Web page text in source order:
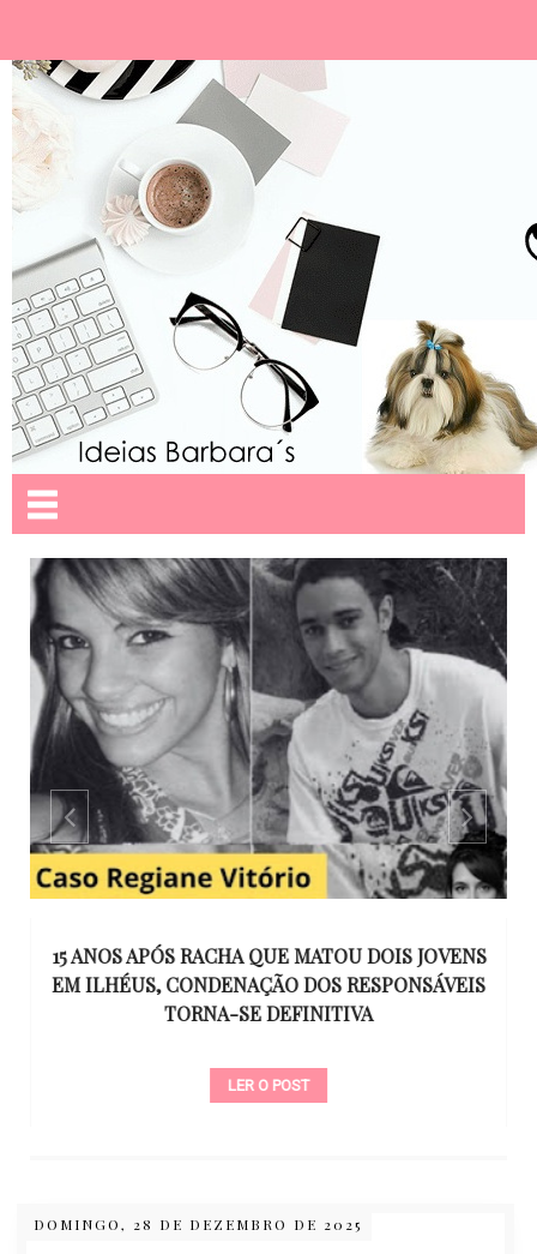
15 ANOS APÓS RACHA QUE MATOU DOIS JOVENS
EM ILHÉUS, CONDENAÇÃO DOS RESPONSÁVEIS
TORNA-SE DEFINITIVA
LER O POST
DOMINGO, 28 DE DEZEMBRO DE 2025